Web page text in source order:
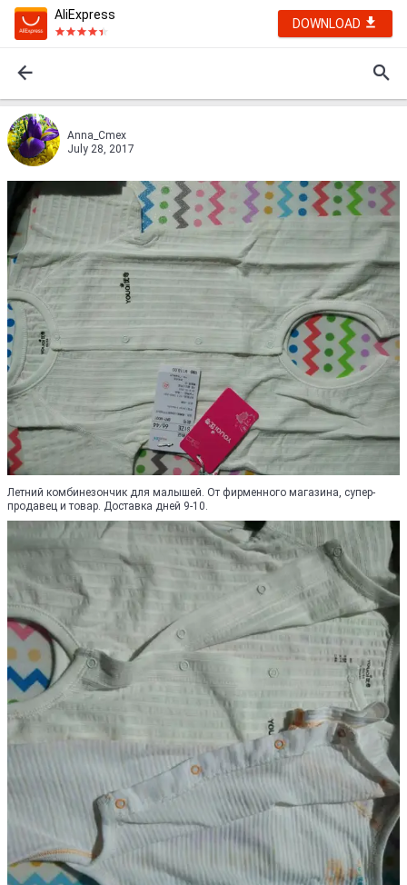
AliExpress
DOWNLOAD
Anna_Cmex
July 28, 2017
Летний комбинезончик для малышей. От фирменного магазина, супер-
продавец и товар. Доставка дней 9-10.